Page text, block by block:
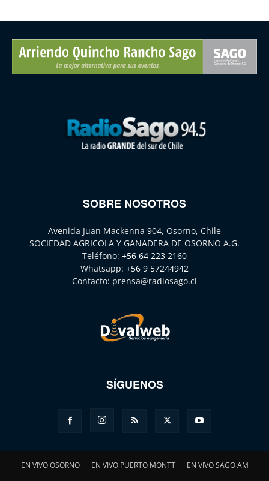
SOBRE NOSOTROS
Avenida Juan Mackenna 904, Osorno, Chile
SOCIEDAD AGRICOLA Y GANADERA DE OSORNO A.G.
Teléfono: +56 64 223 2160
Whatsapp: +56 9 57244942
Contacto: prensa@radiosago.cl
SÍGUENOS
EN VIVO OSORNO EN VIVO PUERTO MONTT EN VIVO SAGO AM